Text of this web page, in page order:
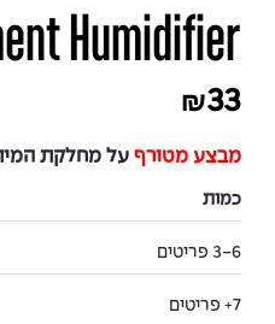
Humidifier
₪33
מבצע מטורף על מחלקת
כמות
3-6 פריטים
7+ פריטים